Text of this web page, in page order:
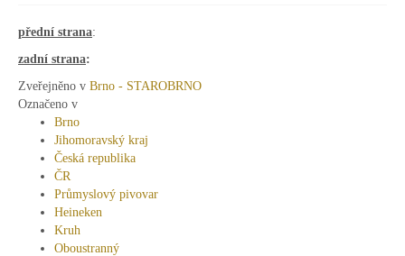
přední strana:
zadní strana:
Zveřejněno v Brno - STAROBRNO
Označeno v
Brno
Jihomoravský kraj
Česká republika
ČR
Průmyslový pivovar
Heineken
Kruh
Oboustranný